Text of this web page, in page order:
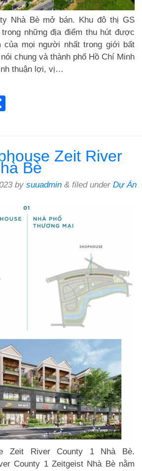
Nhà Bè mở bán. Khu đô thị GS
những địa điểm thu hút được
của mọi người nhất trong giới bất
chung và thành phố Hồ Chí Minh
thuận lợi, vị…
Zeit River
Bè
by suuadmin & filed under Dự Án
Zeit River County 1 Nhà Bè.
County 1 Zeitgeist Nhà Bè nằm